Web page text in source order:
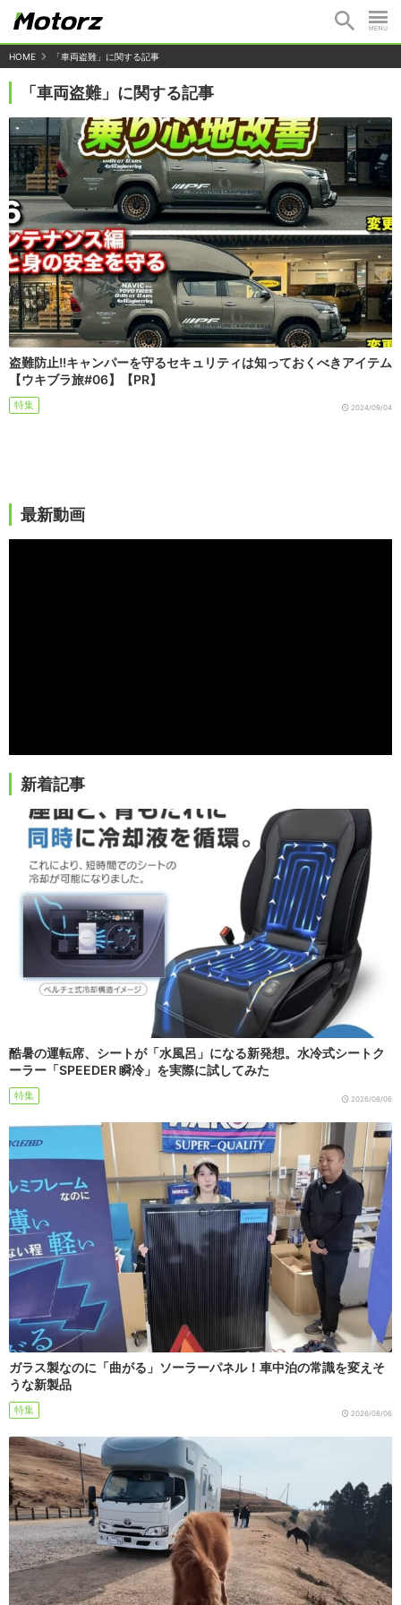
HOME 「車両盗難」に関する記事
「車両盗難」に関する記事
盗難防止!!キャンパーを守るセキュリティは知っておくべきアイテム
【ウキブラ旅#06】【PR】
特集 2024/09/04
最新動画
新着記事
酷暑の運転席、シートが「水風呂」になる新発想。水冷式シートク
ーラー「SPEEDER 瞬冷」を実際に試してみた
特集 2026/08/06
ガラス製なのに「曲がる」ソーラーパネル！車中泊の常識を変えそ
うな新製品
特集 2026/08/06